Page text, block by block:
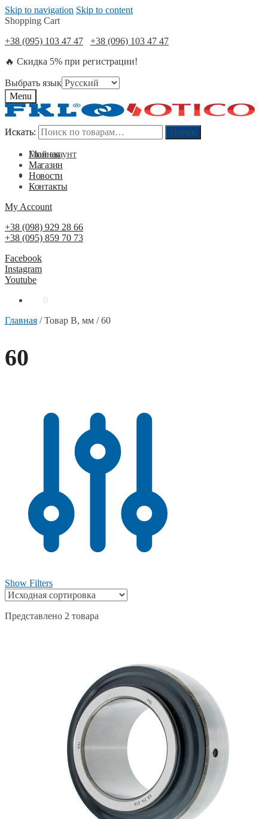
Skip to navigation Skip to content
Shopping Cart
+38 (095) 103 47 47
+38 (096) 103 47 47
🔥 Скидка 5% при регистрации!
Выбрать язык
Menu
Искать: Поиск
Мой акаунт
0₴ 0
Искать: Поиск
Главная
Магазин
Новости
Контакты
My Account
+38 (098) 929 28 66
+38 (095) 859 70 73
Facebook
Instagram
Youtube
0
Главная /Товар B, мм /60
60
Show Filters
Представлено 2 товара